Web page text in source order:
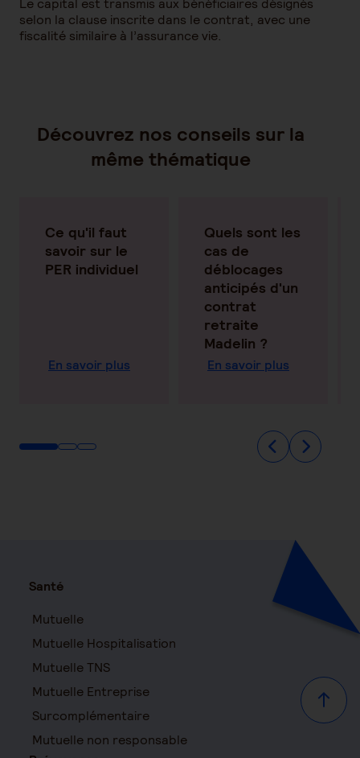
Le capital est transmis aux bénéficiaires désignés
selon la clause inscrite dans le contrat, avec une
fiscalité similaire à l’assurance vie.
Découvrez nos conseils sur la
même thématique
Ce qu'il faut
savoir sur le
PER individuel
En savoir plus
Quels sont les
cas de
déblocages
anticipés d'un
contrat
retraite
Madelin ?
En savoir plus
Haut
Santé
Mutuelle
Mutuelle Hospitalisation
Mutuelle TNS
Mutuelle Entreprise
Surcomplémentaire
Mutuelle non responsable